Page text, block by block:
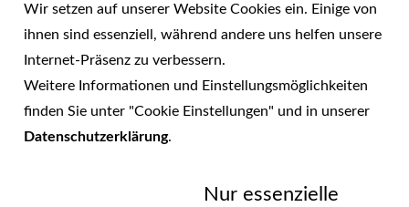
Mehr Informationen
KÜCHEN QUELLE - Service-
Champions 2016 im erlebten
Wir setzen auf unserer Website Cookies ein. Einige von
ihnen sind essenziell, während andere uns helfen unsere
Internet-Präsenz zu verbessern.
Weitere Informationen und Einstellungsmöglichkeiten
finden Sie unter "Cookie Einstellungen" und in unserer
Datenschutzerklärung.
Nur essenzielle